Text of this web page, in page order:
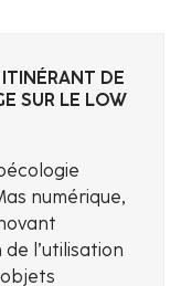
DE
SUR LE LOW
numérique,
l’utilisation